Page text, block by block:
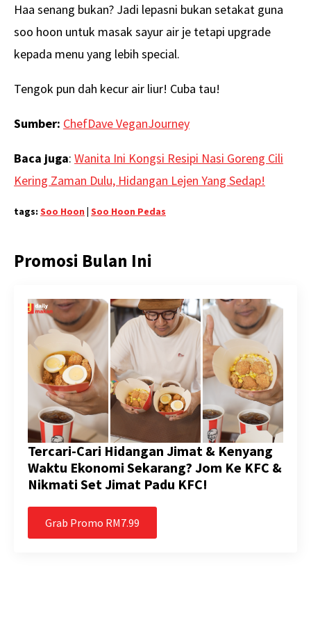
Haa senang bukan? Jadi lepasni bukan setakat guna
soo hoon untuk masak sayur air je tetapi upgrade
kepada menu yang lebih special.
Tengok pun dah kecur air liur! Cuba tau!
Sumber: ChefDave VeganJourney
Baca juga: Wanita Ini Kongsi Resipi Nasi Goreng Cili
Kering Zaman Dulu, Hidangan Lejen Yang Sedap!
tags: Soo Hoon | Soo Hoon Pedas
Promosi Bulan Ini
Tercari-Cari Hidangan Jimat & Kenyang
Waktu Ekonomi Sekarang? Jom Ke KFC &
Nikmati Set Jimat Padu KFC!
Grab Promo RM7.99